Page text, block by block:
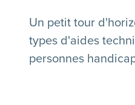
Un petit tour
types d'aides
personnes